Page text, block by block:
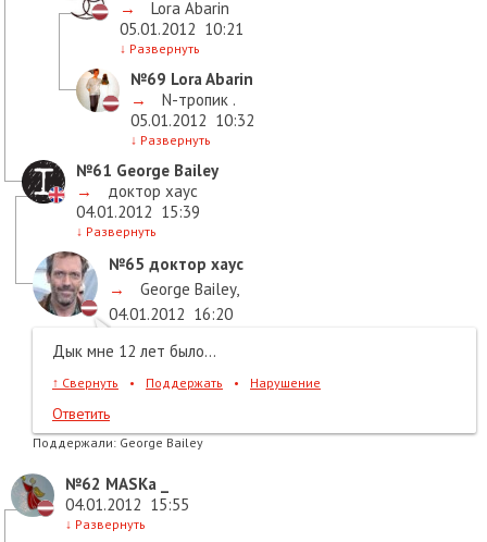
→
Lora Abarin
05.01.2012 10:21
↓ Развернуть
№69 Lora Abarin
→
N-тропик .
05.01.2012 10:32
↓ Развернуть
№61 George Bailey
→
доктор хаус
04.01.2012 15:39
↓ Развернуть
№65 доктор хаус
→
George Bailey,
04.01.2012 16:20
Дык мне 12 лет было...
↑ Свернуть • Поддержать • Нарушение
Ответить
Поддержали: George Bailey
№62 MASKa _
04.01.2012 15:55
↓ Развернуть